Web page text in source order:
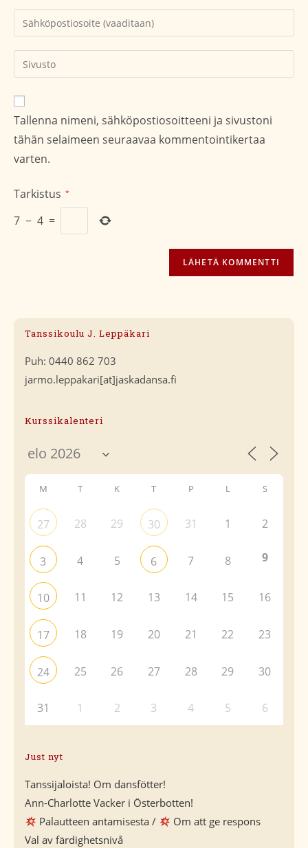
tai
käyttäjätunnuksesi
Kirjoita
sähköpostiosoitteesi
kommentoidaksesi
Kirjoita
sivustosi
verkko-
osoite/URL
(valinnainen)
Tallenna nimeni, sähköpostiosoitteeni ja sivustoni
tähän selaimeen seuraavaa kommentointikertaa
varten.
Tarkistus *
7 − 4 =
Tanssikoulu J. Leppäkari
Puh: 0440 862 703
jarmo.leppakari[at]jaskadansa.fi
Kurssikalenteri
M T K T P L S
27 28 29 30 31 1 2
3 4 5 6 7 8 9
10 11 12 13 14 15 16
17 18 19 20 21 22 23
24 25 26 27 28 29 30
31 1 2 3 4 5 6
Just nyt
Tanssijaloista! Om dansfötter!
Ann-Charlotte Vacker i Österbotten!
Palautteen antamisesta /
Om att ge respons
Val av färdighetsnivå